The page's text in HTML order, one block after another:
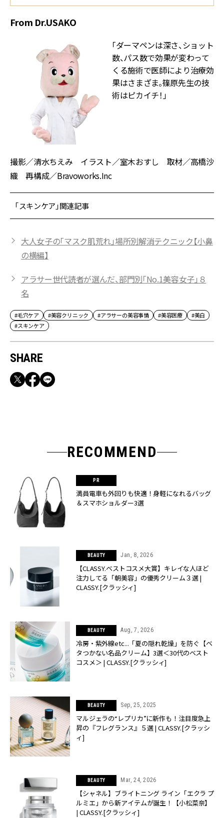
From Dr.USAKO
「ダーマペンは深さ、ショット
数、パス数で効果が変わって
くる施術で医師により治療効
果はさまざま。篠原先生の技
術はピカイチ！」
撮影／清水ちえみ イラスト／室木おすし 取材／高橋沙
織 再構成／Bravoworks.Inc
「スキンケア」関連記事
大人女子の「マスク肌荒れ」場所別解消テクニック【小鼻
の横編】
アラサー世代読者が選んだ、部門別「No.1美容女子」８
名
#毛穴ケア #美容クリニック #アラサーの美容事情 #美容医療
#美白
#スキンケア
SHARE
RECOMMEND
満員電車も外回りも快適！身軽になれるバッグ
＆スマホショルダー3選
BEAUTY Jan, 8, 2026
【CLASSY.ベストコスメ大賞】キレイな人ほど
注力してる「朝美容」の優秀クリーム３選 |
CLASSY.[クラッシィ]
BEAUTY Aug, 7, 2026
冷房・紫外線etc...「夏の隠れ乾燥」を防ぐ【ベ
タつかない名品クリーム】3選＜30代のベスト
コスメ＞ | CLASSY.[クラッシィ]
BEAUTY Sep, 25, 2025
マルジェラの“レプリカ”に新作も！注目度急上
昇の『フレグランス』５選 | CLASSY.[クラッシ
ィ]
BEAUTY Mar, 24, 2026
【シャネル】ブライトニング ライン「エクラ プ
ルミエ」から新アイテムが誕生！【小松菜奈】
| CLASSY.[クラッシィ]